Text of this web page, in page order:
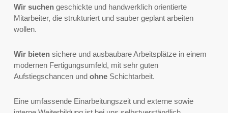
Wir suchengeschickte und handwerklich orientierte
Mitarbeiter, die strukturiert und sauber geplant arbeiten
wollen.
Wir bietensichere und ausbaubare Arbeitsplätze in einem
modernen Fertigungsumfeld, mit sehr guten
Aufstiegschancen und ohneSchichtarbeit.
Eine umfassende Einarbeitungszeit und externe sowie